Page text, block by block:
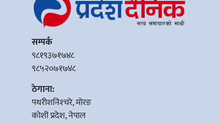
सम्पर्क
९८१९३७१७४८
९८५२०७१७४८
ठेगाना:
पथरीशनिश्‍चरे, मोरङ
कोशी प्रदेश, नेपाल